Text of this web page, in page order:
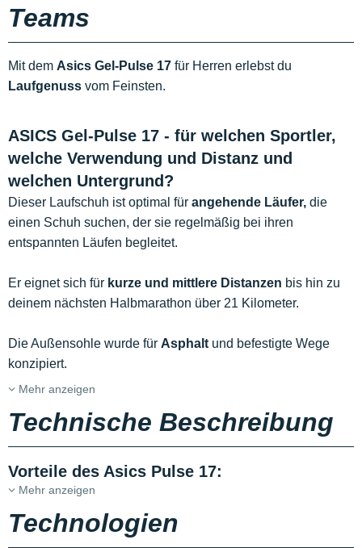
Teams
Mit dem Asics Gel-Pulse 17 für Herren erlebst du
Laufgenuss vom Feinsten.
ASICS Gel-Pulse 17 - für welchen Sportler,
welche Verwendung und Distanz und
welchen Untergrund?
Dieser Laufschuh ist optimal für angehende Läufer, die
einen Schuh suchen, der sie regelmäßig bei ihren
entspannten Läufen begleitet.
Er eignet sich für kurze und mittlere Distanzen bis hin zu
deinem nächsten Halbmarathon über 21 Kilometer.
Die Außensohle wurde für Asphalt und befestigte Wege
konzipiert.
Mehr anzeigen
Technische Beschreibung
Vorteile des Asics Pulse 17:
Mehr anzeigen
Technologien